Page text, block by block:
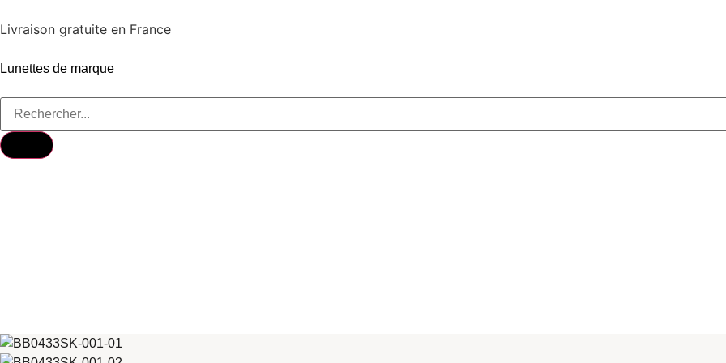
Livraison gratuite en France
Lunettes de marque